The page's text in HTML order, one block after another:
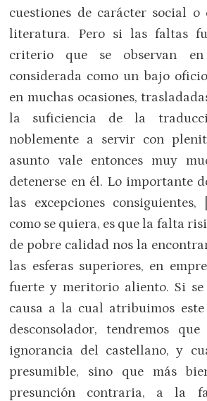
cuestiones de carácter social o
literatura. Pero si las faltas
criterio que se observan
considerada como un bajo
en muchas ocasiones,
la suficiencia de la
noblemente a servir con
asunto vale entonces muy
detenerse en él. Lo importante
las excepciones
como se quiera, es que la falta
de pobre calidad nos la
las esferas superiores, en
fuerte y meritorio aliento. Si
causa a la cual atribuimos
desconsolador, tendremos
ignorancia del castellano, y
presumible, sino que más
presunción contraria, a la